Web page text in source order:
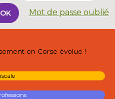
OK Mot de passe oublié
en Corse évolue !